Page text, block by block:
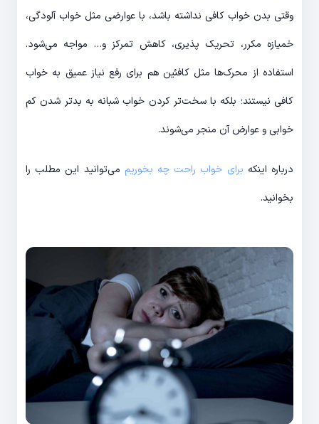
وقتی بدن خواب کافی نداشته باشد، با عوارضی مثل خواب آلودگی،
خمیازه مکرر، تحریک پذیری، کاهش تمرکز و… مواجه می‌شود.
استفاده از محرک‌ها مثل کافئین هم برای رفع نیاز عمیق به خواب
کافی نیستند؛ بلکه با سخت‌تر کردن خواب شبانه به بدتر شدن کم
خوابی و عوارض آن منجر می‌شوند.
درباره اینکه برای خواب راحت چه بخوریم می‌توانید این مطلب را
بخوانید.